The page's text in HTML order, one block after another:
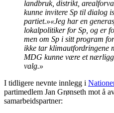
landbruk, distrikt,
kunne invitere Sp til dialog
partiet.»«Jeg har en
lokalpolitiker for Sp, og er
men om Sp i sitt program
ikke tar klimautfordringene
MDG kunne være et
valg.»
I tidligere nevnte innlegg i
partimedlem Jan Grønseth mot å
samarbeidspartner: